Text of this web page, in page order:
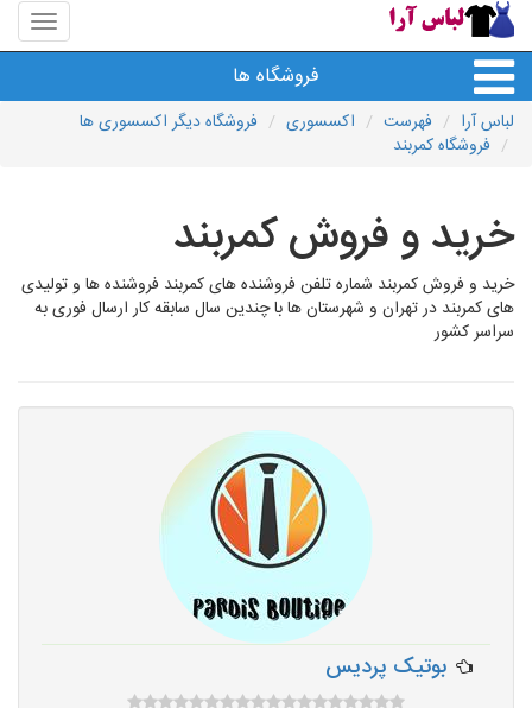
منوی
سایت
آرا
فروشگاه ها
لباس آرا فهرست اکسسوری
فروشگاه دیگر اکسسوری ها
فروشگاه کمربند
خرید و فروش کمربند
خرید و فروش کمربند شماره تلفن فروشنده های کمربند فروشنده ها و تولیدی
های کمربند در تهران و شهرستان ها با چندین سال سابقه کار ارسال فوری به
سراسر کشور
بوتیک پردیس